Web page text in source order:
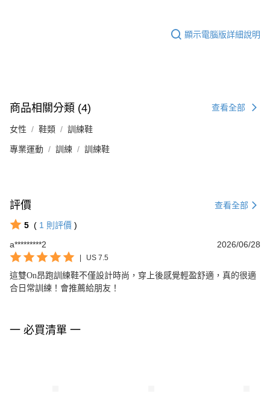
顯示電腦版詳細說明
商品相關分類 (4) 查看全部
女性 鞋類 訓練鞋
專業運動 訓練 訓練鞋
評價 查看全部
5 ( 1 則評價 )
a*********2
2026/06/28
US 7.5
這雙On昂跑訓練鞋不僅設計時尚，穿上後感覺輕盈舒適，真的很適
合日常訓練！會推薦給朋友！
一 必買清單 一